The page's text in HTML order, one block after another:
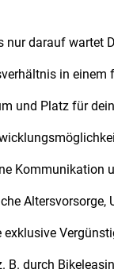
nur darauf wartet
in
und Platz für
Kommunikation
Altersvorsorge,
B. durch